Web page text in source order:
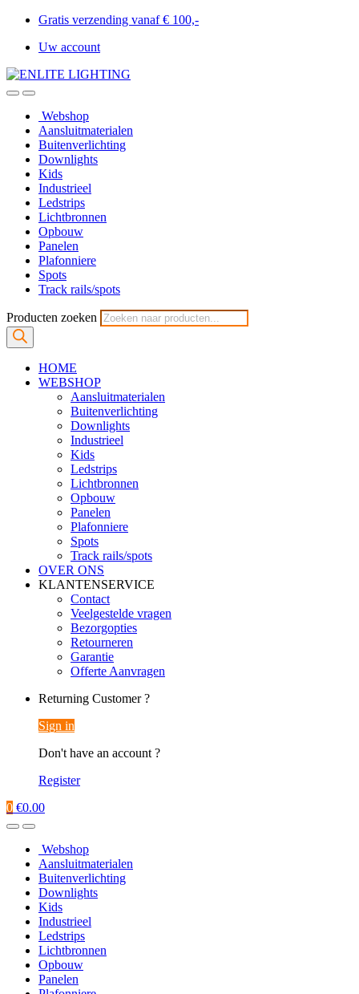
Gratis verzending vanaf € 100,-
Uw account
Webshop
Aansluitmaterialen
Buitenverlichting
Downlights
Kids
Industrieel
Ledstrips
Lichtbronnen
Opbouw
Panelen
Plafonniere
Spots
Track rails/spots
Producten zoeken
HOME
WEBSHOP
Aansluitmaterialen
Buitenverlichting
Downlights
Industrieel
Kids
Ledstrips
Lichtbronnen
Opbouw
Panelen
Plafonniere
Spots
Track rails/spots
OVER ONS
KLANTENSERVICE
Contact
Veelgestelde vragen
Bezorgopties
Retourneren
Garantie
Offerte Aanvragen
Returning Customer ?
Sign in
Don't have an account ?
Register
0 €0.00
Webshop
Aansluitmaterialen
Buitenverlichting
Downlights
Kids
Industrieel
Ledstrips
Lichtbronnen
Opbouw
Panelen